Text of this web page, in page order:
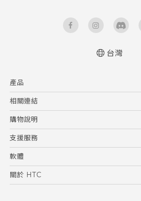
台灣
產品
5G
智慧型手機
配件
相關連結
HTC Research
購物說明
購物須知
訂單管理
付款方式
支援服務
到府收送維修服務
服務中心資訊
客戶服務佈告欄
軟體
應用程式
關於 HTC